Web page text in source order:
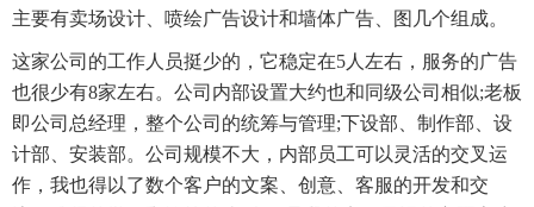
主要有卖场设计、喷绘广告设计和墙体广告、图几个组成。
这家公司的工作人员挺少的，它稳定在5人左右，服务的广告
也很少有8家左右。公司内部设置大约也和同级公司相似;老板
即公司总经理，整个公司的统筹与管理;下设部、制作部、设
计部、安装部。公司规模不大，内部员工可以灵活的交叉运
作，我也得以了数个客户的文案、创意、客服的开发和交